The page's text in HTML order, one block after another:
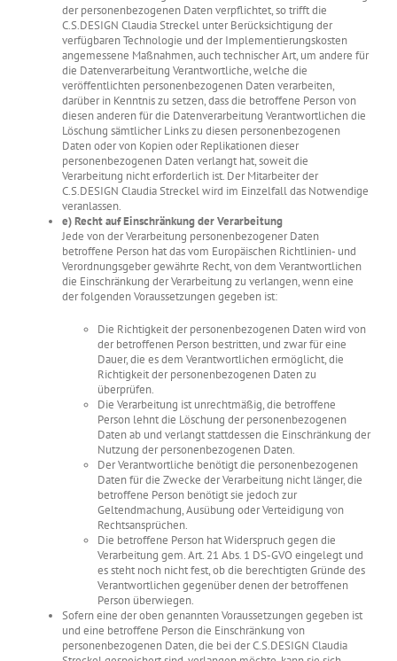
der personenbezogenen Daten verpflichtet, so trifft die
C.S.DESIGN Claudia Streckel unter Berücksichtigung der
verfügbaren Technologie und der Implementierungskosten
angemessene Maßnahmen, auch technischer Art, um andere für
die Datenverarbeitung Verantwortliche, welche die
veröffentlichten personenbezogenen Daten verarbeiten,
darüber in Kenntnis zu setzen, dass die betroffene Person von
diesen anderen für die Datenverarbeitung Verantwortlichen die
Löschung sämtlicher Links zu diesen personenbezogenen
Daten oder von Kopien oder Replikationen dieser
personenbezogenen Daten verlangt hat, soweit die
Verarbeitung nicht erforderlich ist. Der Mitarbeiter der
C.S.DESIGN Claudia Streckel wird im Einzelfall das Notwendige
veranlassen.
e) Recht auf Einschränkung der Verarbeitung
Jede von der Verarbeitung personenbezogener Daten
betroffene Person hat das vom Europäischen Richtlinien- und
Verordnungsgeber gewährte Recht, von dem Verantwortlichen
die Einschränkung der Verarbeitung zu verlangen, wenn eine
der folgenden Voraussetzungen gegeben ist:
Die Richtigkeit der personenbezogenen Daten wird von
der betroffenen Person bestritten, und zwar für eine
Dauer, die es dem Verantwortlichen ermöglicht, die
Richtigkeit der personenbezogenen Daten zu
überprüfen.
Die Verarbeitung ist unrechtmäßig, die betroffene
Person lehnt die Löschung der personenbezogenen
Daten ab und verlangt stattdessen die Einschränkung der
Nutzung der personenbezogenen Daten.
Der Verantwortliche benötigt die personenbezogenen
Daten für die Zwecke der Verarbeitung nicht länger, die
betroffene Person benötigt sie jedoch zur
Geltendmachung, Ausübung oder Verteidigung von
Rechtsansprüchen.
Die betroffene Person hat Widerspruch gegen die
Verarbeitung gem. Art. 21 Abs. 1 DS-GVO eingelegt und
es steht noch nicht fest, ob die berechtigten Gründe des
Verantwortlichen gegenüber denen der betroffenen
Person überwiegen.
Sofern eine der oben genannten Voraussetzungen gegeben ist
und eine betroffene Person die Einschränkung von
personenbezogenen Daten, die bei der C.S.DESIGN Claudia